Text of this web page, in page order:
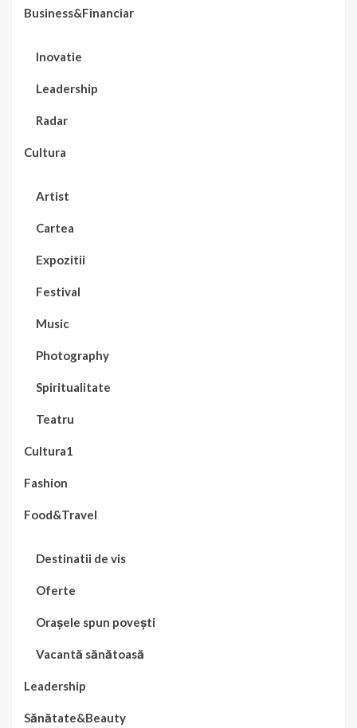
Business&Financiar
Inovatie
Leadership
Radar
Cultura
Artist
Cartea
Expozitii
Festival
Music
Photography
Spiritualitate
Teatru
Cultura1
Fashion
Food&Travel
Destinatii de vis
Oferte
Orașele spun povești
Vacantă sănătoasă
Leadership
Sănătate&Beauty